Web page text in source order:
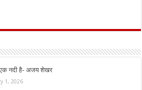
एक नदी है- अजय शेखर
1, 2026